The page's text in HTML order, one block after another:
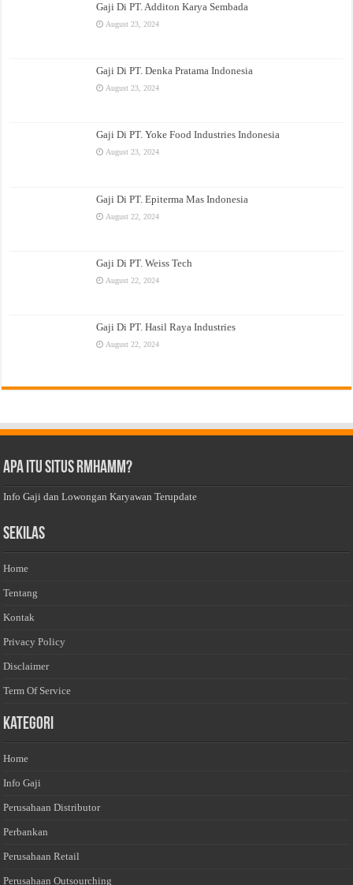
Gaji Di PT. Additon Karya Sembada
August 23, 2024
Gaji Di PT. Denka Pratama Indonesia
August 23, 2024
Gaji Di PT. Yoke Food Industries Indonesia
August 23, 2024
Gaji Di PT. Epiterma Mas Indonesia
August 22, 2024
Gaji Di PT. Weiss Tech
August 22, 2024
Gaji Di PT. Hasil Raya Industries
August 22, 2024
Apa Itu Situs Rmhamm?
Info Gaji dan Lowongan Karyawan Terupdate
Sekilas
Home
Tentang
Kontak
Privacy Policy
Disclaimer
Term Of Service
Kategori
Home
Info Gaji
Perusahaan Distributor
Perbankan
Perusahaan Retail
Perusahaan Outsourching